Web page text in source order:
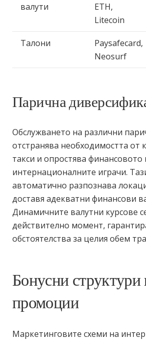
валути
ETH,
Litecoin
Талони
Paysafecard,
Neosurf
Парична
Обслужването на различни
отстранява необходимостта от
такси и опростява финансовото
интернационалните играчи.
автоматично разпознава
доставя адекватни финансови
Динамичните валутни курсове
действително момент,
обстоятелства за целия обем
Бонусни структури
промоции
Маркетинговите схеми на